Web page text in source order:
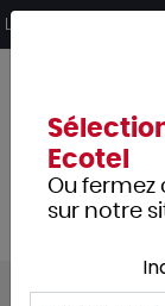
Livraison offerte
Ecotel
Ou
sur notre
Panneau de